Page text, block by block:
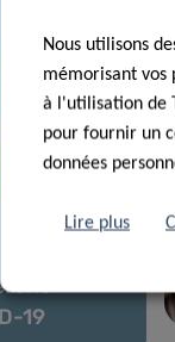
19
Nous utilisons
mémorisant vos
à l'utilisation de
pour fournir un
données
Lire plus